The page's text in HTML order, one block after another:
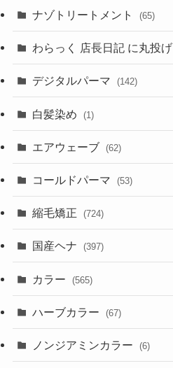
ナゾトリートメント (65)
わらっく 店長日記 に丸投げ
デジタルパーマ (142)
白髪染め (1)
エアウェーブ (62)
コールドパーマ (53)
縮毛矯正 (724)
国産ヘナ (397)
カラー (565)
ハーブカラー (67)
ノンジアミンカラー (6)